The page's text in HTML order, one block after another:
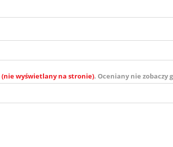
(nie wyświetlany na stronie). Oceniany nie zobaczy